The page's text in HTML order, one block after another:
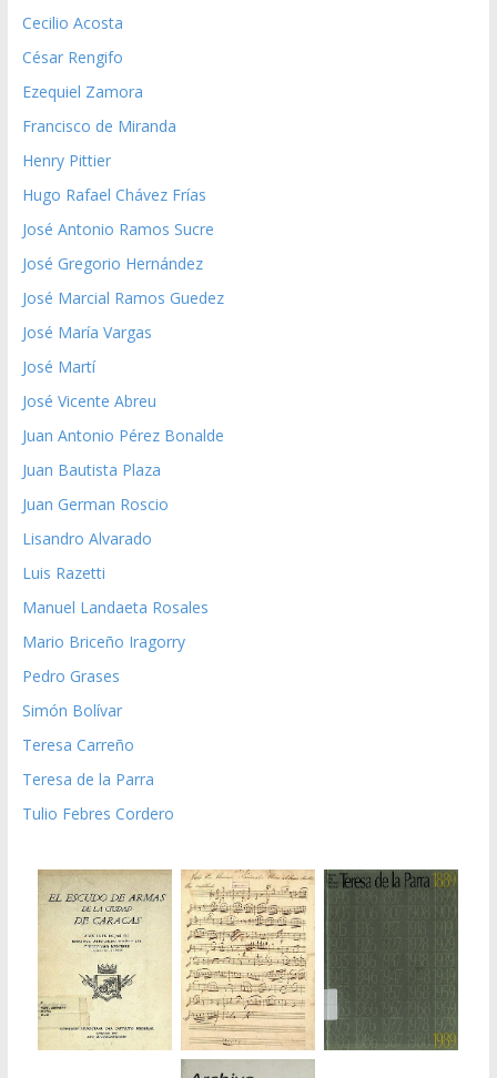
Cecilio Acosta
César Rengifo
Ezequiel Zamora
Francisco de Miranda
Henry Pittier
Hugo Rafael Chávez Frías
José Antonio Ramos Sucre
José Gregorio Hernández
José Marcial Ramos Guedez
José María Vargas
José Martí
José Vicente Abreu
Juan Antonio Pérez Bonalde
Juan Bautista Plaza
Juan German Roscio
Lisandro Alvarado
Luis Razetti
Manuel Landaeta Rosales
Mario Briceño Iragorry
Pedro Grases
Simón Bolívar
Teresa Carreño
Teresa de la Parra
Tulio Febres Cordero